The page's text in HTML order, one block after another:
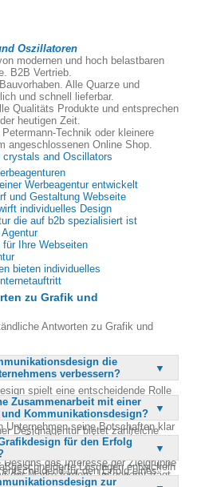
Oszillatoren
modernen und hoch belastbaren
B2B Vertrieb.
Alle Quarze und
und schnell lieferbar.
Qualitäts Produkte und entsprechen
heutigen Zeit.
Technik oder kleinere
angeschlossenen Online Shop.
and Oscillators
Werbeagentur entwickelt
und Gestaltung Webseite
individuelles Design
die auf b2b spezialisiert ist
Ihre Webseiten
bieten individuelles
zu Grafik und
Antworten zu Grafik und
die
verbessern?
spielt eine entscheidende Rolle
eines Unternehmens.
visuellen Elementen wie Farben,
Unternehmen seine Botschaften klar
Dies führt zu einer stärkeren
höheren Wiedererkennungswert.
das Interesse der Zielgruppe
der Marke fördern. Insgesamt trägt
Zusammenarbeit mit einer
Kommunikationsdesign?
Designagentur bietet zahlreiche
Grafik und Kommunikationsdesign
verfügen über erfahrene
Lösungen entwickeln
Leistungsspektrum, das alle
für den Erfolg
für den Erfolg eines
maßgeblich beeinflusst.
zur